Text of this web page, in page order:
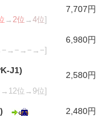
→2位 →4位]
7,707円
6,980円
J1)
位→9位]
2,580円
2,480円